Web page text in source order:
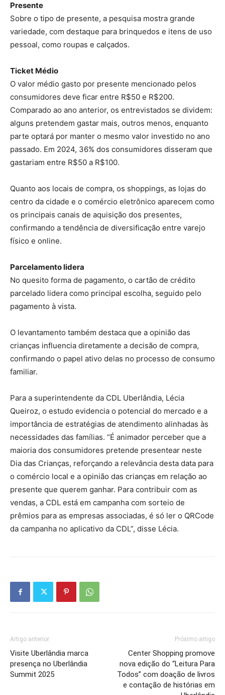
Presente
Sobre o tipo de presente, a pesquisa mostra grande
variedade, com destaque para brinquedos e itens de uso
pessoal, como roupas e calçados.
Ticket Médio
O valor médio gasto por presente mencionado pelos
consumidores deve ficar entre R$50 e R$200.
Comparado ao ano anterior, os entrevistados se dividem:
alguns pretendem gastar mais, outros menos, enquanto
parte optará por manter o mesmo valor investido no ano
passado. Em 2024, 36% dos consumidores disseram que
gastariam entre R$50 a R$100.
Quanto aos locais de compra, os shoppings, as lojas do
centro da cidade e o comércio eletrônico aparecem como
os principais canais de aquisição dos presentes,
confirmando a tendência de diversificação entre varejo
físico e online.
Parcelamento lidera
No quesito forma de pagamento, o cartão de crédito
parcelado lidera como principal escolha, seguido pelo
pagamento à vista.
O levantamento também destaca que a opinião das
crianças influencia diretamente a decisão de compra,
confirmando o papel ativo delas no processo de consumo
familiar.
Para a superintendente da CDL Uberlândia, Lécia
Queiroz, o estudo evidencia o potencial do mercado e a
importância de estratégias de atendimento alinhadas às
necessidades das famílias. “É animador perceber que a
maioria dos consumidores pretende presentear neste
Dia das Crianças, reforçando a relevância desta data para
o comércio local e a opinião das crianças em relação ao
presente que querem ganhar. Para contribuir com as
vendas, a CDL está em campanha com sorteio de
prêmios para as empresas associadas, é só ler o QRCode
da campanha no aplicativo da CDL”, disse Lécia.
Artigo anterior
Visite Uberlândia marca
presença no Uberlândia
Summit 2025
Próximo artigo
Center Shopping promove
nova edição do “Leitura Para
Todos” com doação de livros
e contação de histórias em